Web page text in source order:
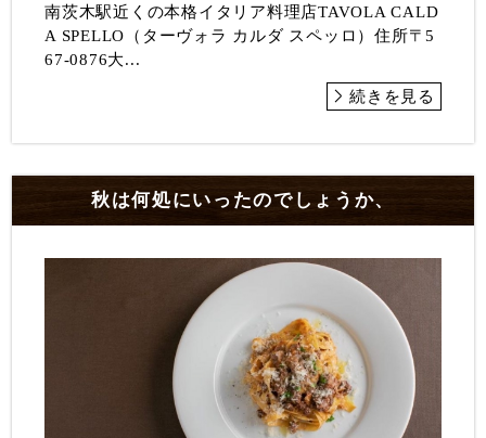
南茨木駅近くの本格イタリア料理店TAVOLA CALD
A SPELLO（ターヴォラ カルダ スペッロ）住所〒5
67-0876大...
続きを見る
秋は何処にいったのでしょうか、